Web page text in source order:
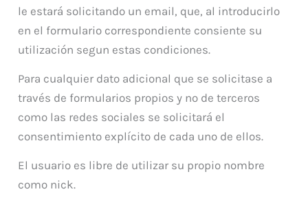
le estará solicitando un email, que, al introducirlo
en el formulario correspondiente consiente su
utilización segun estas condiciones.
Para cualquier dato adicional que se solicitase a
través de formularios propios y no de terceros
como las redes sociales se solicitará el
consentimiento explícito de cada uno de ellos.
El usuario es libre de utilizar su propio nombre
como nick.